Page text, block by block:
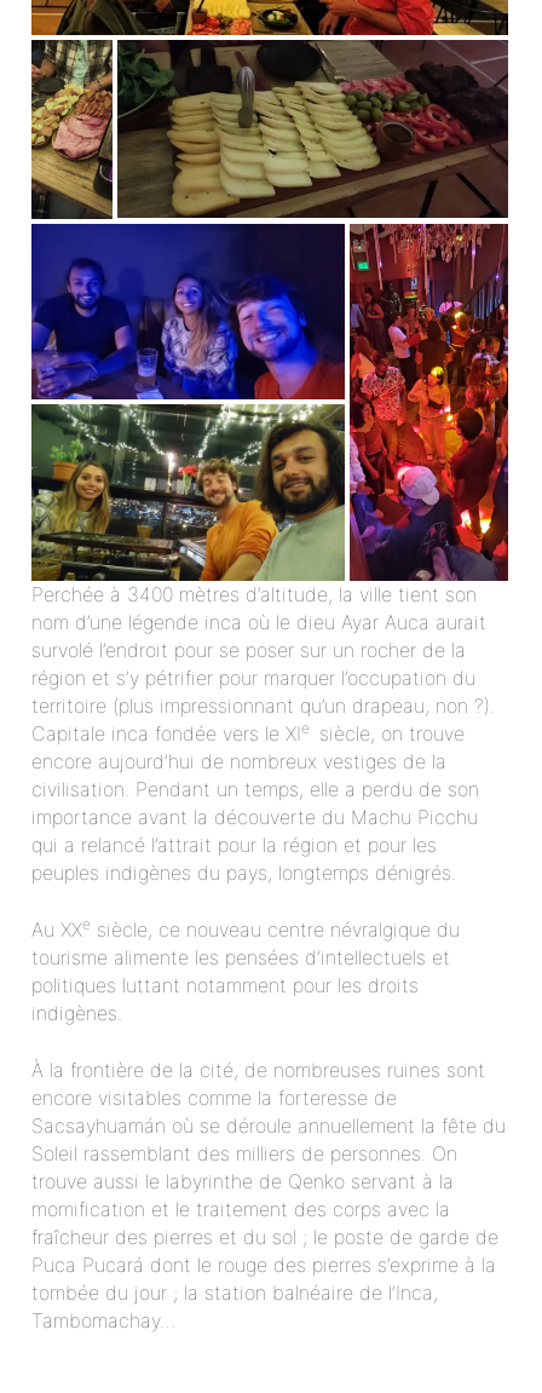
Perchée à 3400 mètres d’altitude, la ville tient son
nom d’une légende inca où le dieu Ayar Auca aurait
survolé l’endroit pour se poser sur un rocher de la
région et s’y pétrifier pour marquer l’occupation du
territoire (plus impressionnant qu’un drapeau, non ?).
Capitale inca fondée vers le XIe
siècle, on trouve
encore aujourd’hui de nombreux vestiges de la
civilisation. Pendant un temps, elle a perdu de son
importance avant la découverte du Machu Picchu
qui a relancé l’attrait pour la région et pour les
peuples indigènes du pays, longtemps dénigrés.
Au XXe siècle, ce nouveau centre névralgique du
tourisme alimente les pensées d’intellectuels et
politiques luttant notamment pour les droits
indigènes.
À la frontière de la cité, de nombreuses ruines sont
encore visitables comme la forteresse de
Sacsayhuamán où se déroule annuellement la fête du
Soleil rassemblant des milliers de personnes. On
trouve aussi le labyrinthe de Qenko servant à la
momification et le traitement des corps avec la
fraîcheur des pierres et du sol ; le poste de garde de
Puca Pucará dont le rouge des pierres s’exprime à la
tombée du jour ; la station balnéaire de l’Inca,
Tambomachay…